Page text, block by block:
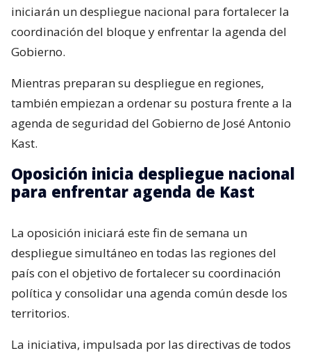
iniciarán un despliegue nacional para fortalecer la
coordinación del bloque y enfrentar la agenda del
Gobierno.
Mientras preparan su despliegue en regiones,
también empiezan a ordenar su postura frente a la
agenda de seguridad del Gobierno de José Antonio
Kast.
Oposición inicia despliegue nacional
para enfrentar agenda de Kast
La oposición iniciará este fin de semana un
despliegue simultáneo en todas las regiones del
país con el objetivo de fortalecer su coordinación
política y consolidar una agenda común desde los
territorios.
La iniciativa, impulsada por las directivas de todos